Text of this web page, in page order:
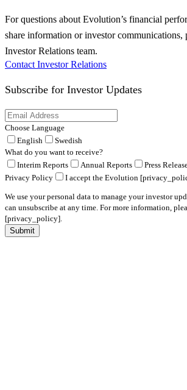
For questions about Evolution’s financial
share information or investor communications,
Investor Relations team.
Contact Investor Relations
Subscribe for Investor Updates
Choose Language
English
Swedish
What do you want to receive?
Interim Reports
Annual Reports
Press
Privacy Policy
I accept the Evolution
We use your personal data to manage your investor
can unsubscribe at any time. For more information,
[privacy_policy].
Submit